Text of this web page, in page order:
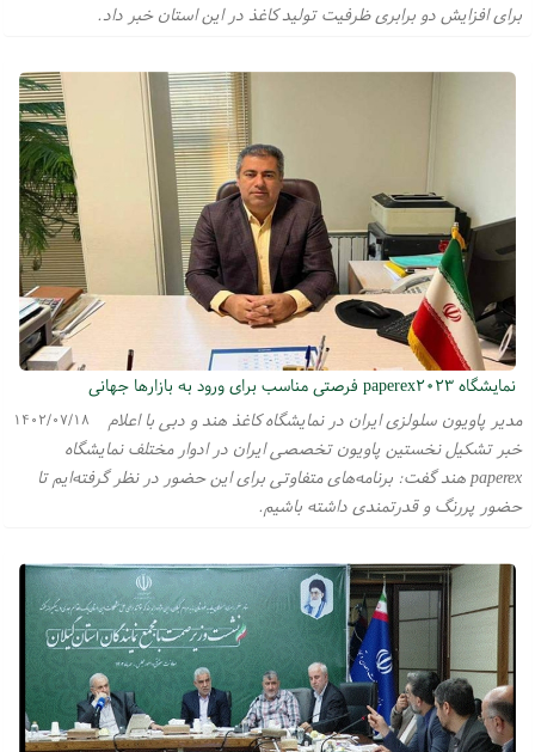
برای افزایش دو برابری ظرفیت تولید کاغذ در این استان خبر داد.
نمایشگاه paperex۲۰۲۳ فرصتی مناسب برای ورود به بازارها جهانی
۱۴۰۲/۰۷/۱۸
مدیر پاویون سلولزی ایران در نمایشگاه کاغذ هند و دبی با اعلام
خبر تشکیل نخستین پاویون تخصصی ایران در ادوار مختلف نمایشگاه
paperex هند گفت: برنامه‌های متفاوتی برای این حضور در نظر گرفته‌ایم تا
حضور پررنگ و قدرتمندی داشته باشیم.